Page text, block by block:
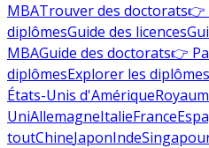
MBATrouver des doctorats👉
diplômesGuide des licences
MBAGuide des doctorats👉
diplômesExplorer les diplômes
États-Unis d'Amérique
UniAllemagneItalieFrance
toutChineJaponInde